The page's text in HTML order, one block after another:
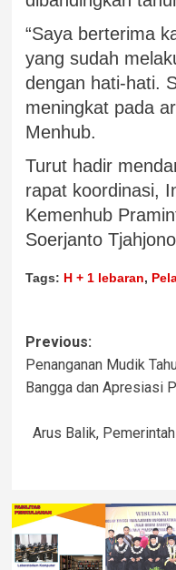
“Saya berterima
yang sudah
dengan hati-hati.
meningkat pada
Menhub.
Turut hadir
rapat koordinasi,
Kemenhub
Soerjanto
Tags: H + 1 lebaran,
Previous:
Penanganan Mudik
Bangga dan Apresiasi
Arus Balik,